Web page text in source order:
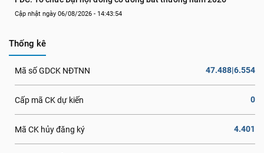
Cập nhật ngày 06/08/2026 - 14:43:54
Thống kê
Mã số GDCK NĐTNN 47.488|6.554
Cấp mã CK dự kiến 0
Mã CK hủy đăng ký 4.401